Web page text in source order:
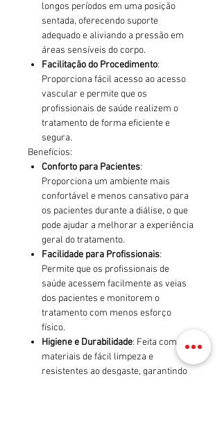
longos períodos em uma posição
sentada, oferecendo suporte
adequado e aliviando a pressão em
áreas sensíveis do corpo.
Facilitação do Procedimento:
Proporciona fácil acesso ao acesso
vascular e permite que os
profissionais de saúde realizem o
tratamento de forma eficiente e
segura.
Benefícios:
Conforto para Pacientes:
Proporciona um ambiente mais
confortável e menos cansativo para
os pacientes durante a diálise, o que
pode ajudar a melhorar a experiência
geral do tratamento.
Facilidade para Profissionais:
Permite que os profissionais de
saúde acessem facilmente as veias
dos pacientes e monitorem o
tratamento com menos esforço
físico.
Higiene e Durabilidade: Feita com
materiais de fácil limpeza e
resistentes ao desgaste, garantindo